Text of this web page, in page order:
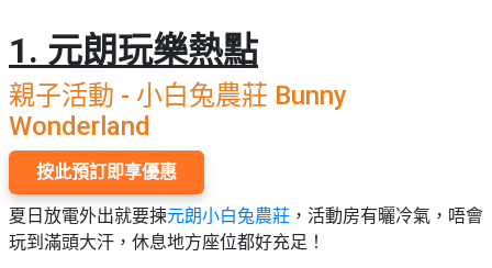
用
品
即
食
即
煮
婚
禮
親
子
活
動
器
情
侶
心
願
清
單
我
們
關
於
#
週
末
好
去
處
#
場
1. 元朗玩樂熱點
親子活動 - 小白兔農莊 Bunny
Wonderland
按此預訂即享優惠
夏日放電外出就要揀元朗小白兔農莊 ，活動房有曬冷氣，唔會
玩到滿頭大汗，休息地方座位都好充足！